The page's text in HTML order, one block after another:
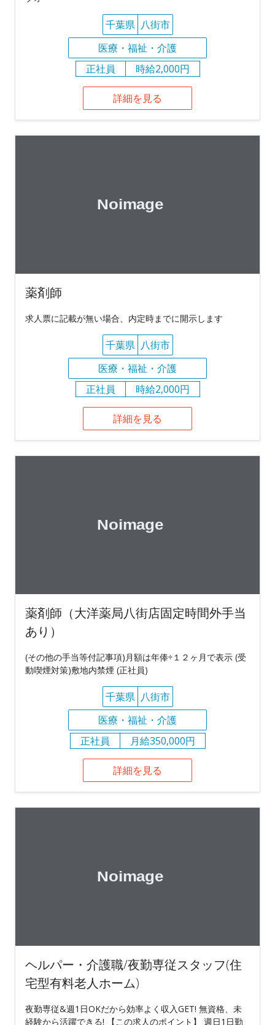
千葉県 八街市
医療・福祉・介護
正社員
時給2,000円
詳細を見る
薬剤師
求人票に記載が無い場合、内定時までに開示します
千葉県 八街市
医療・福祉・介護
正社員
時給2,000円
詳細を見る
薬剤師（大洋薬局八街店固定時間外手当
あり）
(その他の手当等付記事項)月額は年俸÷１２ヶ月で表示 (受
動喫煙対策)敷地内禁煙 (正社員)
千葉県 八街市
医療・福祉・介護
正社員
月給350,000円
詳細を見る
ヘルパー・介護職/夜勤専従スタッフ(住
宅型有料老人ホーム)
夜勤専従&週1日OKだから効率よく収入GET! 無資格、未
経験から活躍できる! 【この求人のポイント】 週日1日勤